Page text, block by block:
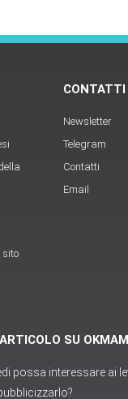
sito
CONTATTI
Newsletter
Telegram
Contatti
Email
SU
possa interessare ai